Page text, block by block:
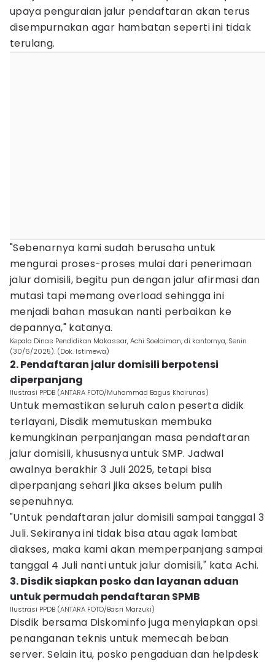
upaya penguraian jalur pendaftaran akan terus
disempurnakan agar hambatan seperti ini tidak
terulang.
"Sebenarnya kami sudah berusaha untuk
mengurai proses-proses mulai dari penerimaan
jalur domisili, begitu pun dengan jalur afirmasi dan
mutasi tapi memang overload sehingga ini
menjadi bahan masukan nanti perbaikan ke
depannya," katanya.
Kepala Dinas Pendidikan Makassar, Achi Soelaiman, di kantornya, Senin
(30/6/2025). (Dok. Istimewa)
2. Pendaftaran jalur domisili berpotensi
diperpanjang
Ilustrasi PPDB (ANTARA FOTO/Muhammad Bagus Khoirunas)
Untuk memastikan seluruh calon peserta didik
terlayani, Disdik memutuskan membuka
kemungkinan perpanjangan masa pendaftaran
jalur domisili, khususnya untuk SMP. Jadwal
awalnya berakhir 3 Juli 2025, tetapi bisa
diperpanjang sehari jika akses belum pulih
sepenuhnya.
"Untuk pendaftaran jalur domisili sampai tanggal 3
Juli. Sekiranya ini tidak bisa atau agak lambat
diakses, maka kami akan memperpanjang sampai
tanggal 4 Juli nanti untuk jalur domisili," kata Achi.
3. Disdik siapkan posko dan layanan aduan
untuk permudah pendaftaran SPMB
Ilustrasi PPDB (ANTARA FOTO/Basri Marzuki)
Disdik bersama Diskominfo juga menyiapkan opsi
penanganan teknis untuk memecah beban
server. Selain itu, posko pengaduan dan helpdesk